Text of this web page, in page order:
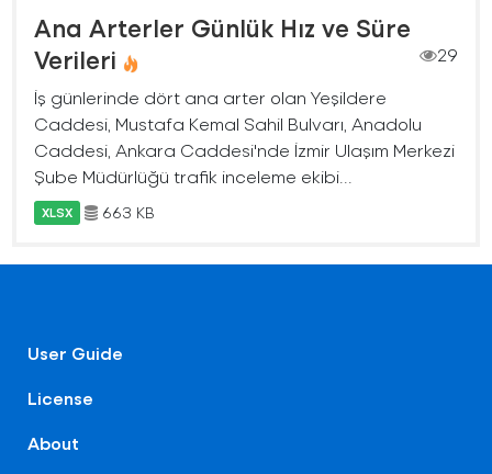
Ana Arterler Günlük Hız ve Süre
Verileri
29
İş günlerinde dört ana arter olan Yeşildere
Caddesi, Mustafa Kemal Sahil Bulvarı, Anadolu
Caddesi, Ankara Caddesi'nde İzmir Ulaşım Merkezi
Şube Müdürlüğü trafik inceleme ekibi...
XLSX 663 KB
User Guide
License
About